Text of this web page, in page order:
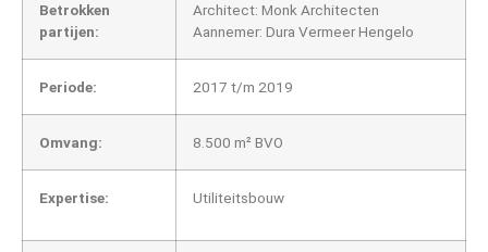
Betrokken
partijen:
Architect: Monk Architecten
Aannemer: Dura Vermeer Hengelo
Periode: 2017 t/m 2019
Omvang: 8.500 m² BVO
Expertise: Utiliteitsbouw